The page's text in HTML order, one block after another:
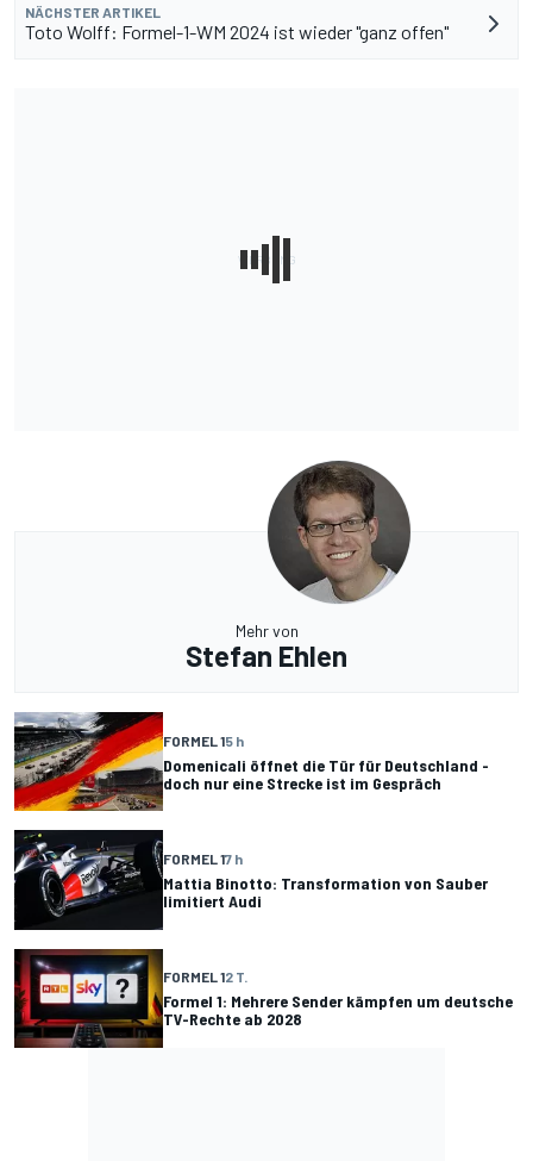
NÄCHSTER ARTIKEL
Toto Wolff: Formel-1-WM 2024 ist wieder "ganz offen"
Mehr von
Stefan Ehlen
FORMEL 15 h
Domenicali öffnet die Tür für Deutschland -
doch nur eine Strecke ist im Gespräch
FORMEL 17 h
Mattia Binotto: Transformation von Sauber
limitiert Audi
FORMEL 12 T.
Formel 1: Mehrere Sender kämpfen um deutsche
TV-Rechte ab 2028